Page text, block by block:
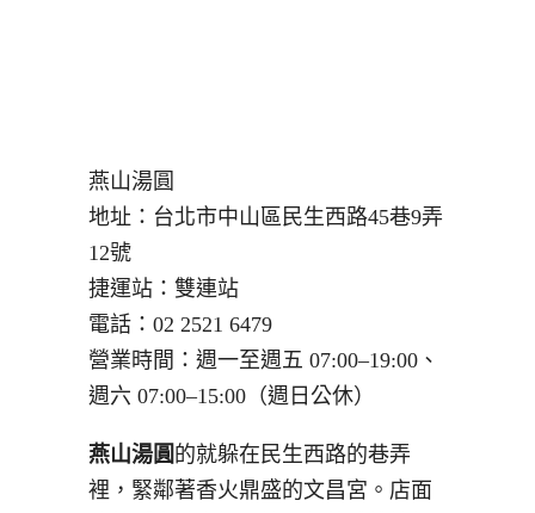
燕山湯圓
地址：台北市中山區民生西路45巷9弄
12號
捷運站：雙連站
電話：02 2521 6479
營業時間：週一至週五 07:00–19:00、
週六 07:00–15:00（週日公休）
燕山湯圓 的就躲在民生西路的巷弄
裡，緊鄰著香火鼎盛的文昌宮。店面